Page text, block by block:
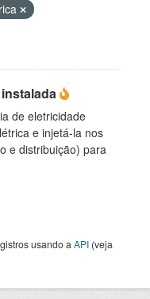
de eletricidade
e injetá-la nos
e distribuição) para
usando a API (veja